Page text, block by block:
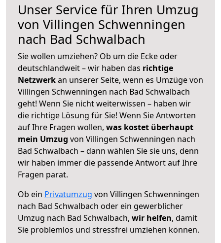
Unser Service für Ihren Umzug
von Villingen Schwenningen
nach Bad Schwalbach
Sie wollen umziehen? Ob um die Ecke oder
deutschlandweit – wir haben das richtige
Netzwerkan unserer Seite, wenn es Umzüge von
Villingen Schwenningen nach Bad Schwalbach
geht! Wenn Sie nicht weiterwissen – haben wir
die richtige Lösung für Sie! Wenn Sie Antworten
auf Ihre Fragen wollen, was kostet überhaupt
mein Umzug von Villingen Schwenningen nach
Bad Schwalbach – dann wählen Sie sie uns, denn
wir haben immer die passende Antwort auf Ihre
Fragen parat.
Ob ein Privatumzug von Villingen Schwenningen
nach Bad Schwalbach oder ein gewerblicher
Umzug nach Bad Schwalbach, wir helfen, damit
Sie problemlos und stressfrei umziehen können.